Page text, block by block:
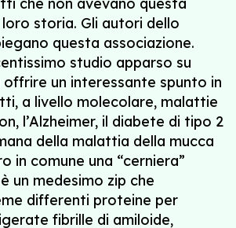
storia. Gli autori dello
questa associazione.
studio apparso su
un interessante spunto in
a livello molecolare, malattie
l’Alzheimer, il diabete di tipo 2
della malattia della mucca
in comune una “cerniera”
un medesimo zip che
differenti proteine per
fibrille di amiloide,